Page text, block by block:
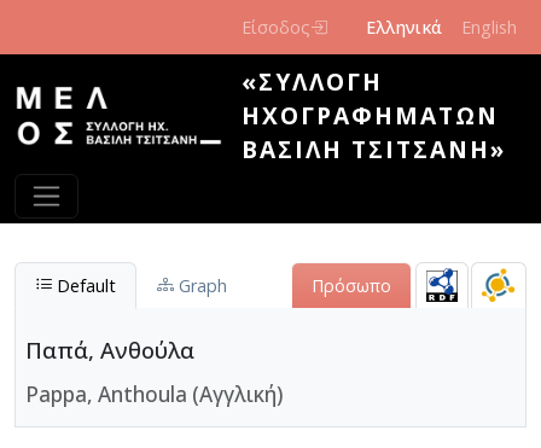
Είσοδος Ελληνικά English
«ΣΥΛΛΟΓΉ
ΗΧΟΓΡΑΦΗΜΆΤΩΝ
ΒΑΣΊΛΗ ΤΣΙΤΣΆΝΗ»
Default Graph Πρόσωπο
Παπά, Ανθούλα
Pappa, Anthoula (Αγγλική)